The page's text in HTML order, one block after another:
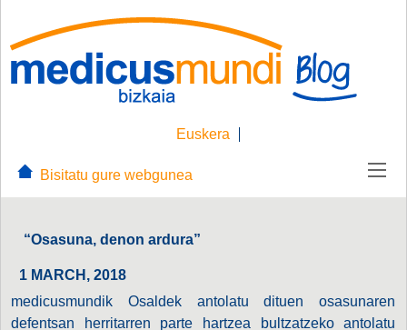
Euskera
Bisitatu gure webgunea
“Osasuna, denon ardura”
1 MARCH, 2018
medicusmundik Osaldek antolatu dituen osasunaren
defentsan herritarren parte hartzea bultzatzeko antolatu